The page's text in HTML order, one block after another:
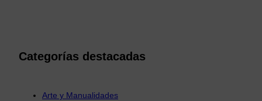
Categorías destacadas
Arte y Manualidades